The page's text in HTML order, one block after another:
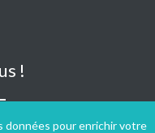
données pour enrichir votre
!